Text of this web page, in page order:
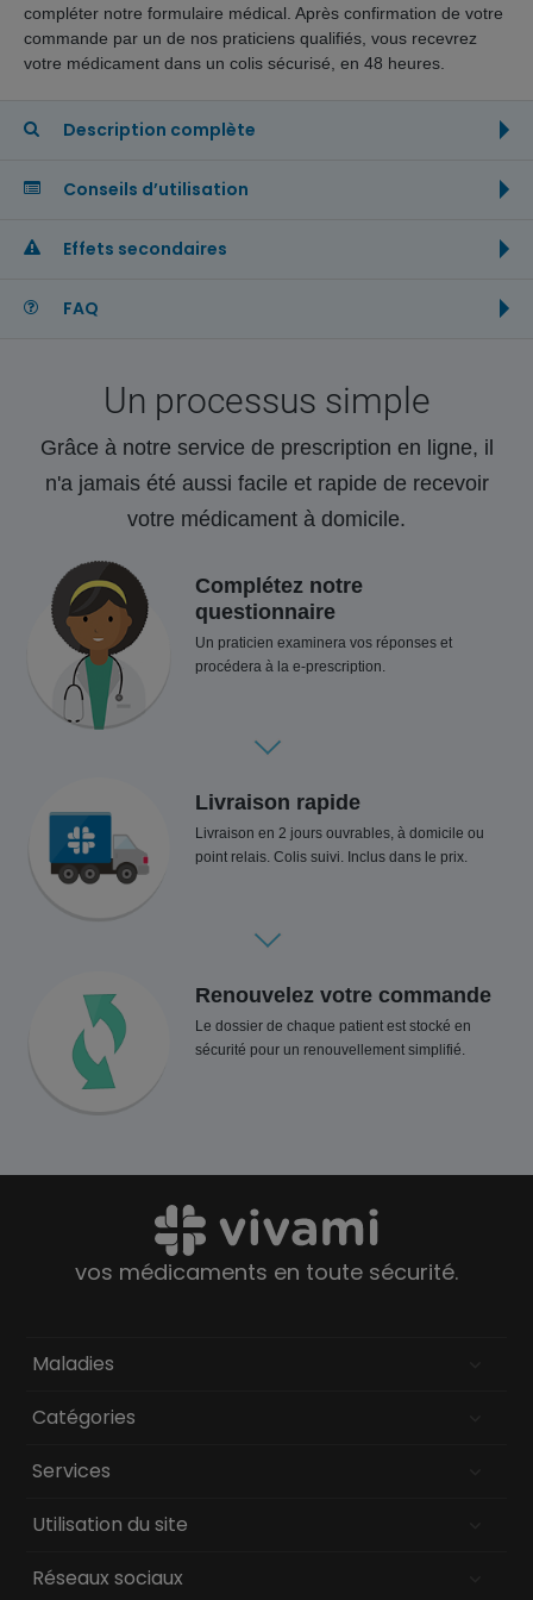
compléter notre formulaire médical. Après confirmation de votre
commande par un de nos praticiens qualifiés, vous recevrez
votre médicament dans un colis sécurisé, en 48 heures.
Description complète
Conseils d’utilisation
Effets secondaires
FAQ
Un processus simple
Grâce à notre service de prescription en ligne, il
n'a jamais été aussi facile et rapide de recevoir
votre médicament à domicile.
Complétez notre
questionnaire
Un praticien examinera vos réponses et
procédera à la e-prescription.
Livraison rapide
Livraison en 2 jours ouvrables, à domicile ou
point relais. Colis suivi. Inclus dans le prix.
Renouvelez votre commande
Le dossier de chaque patient est stocké en
sécurité pour un renouvellement simplifié.
vos médicaments en toute sécurité.
Maladies
Catégories
Services
Utilisation du site
Réseaux sociaux